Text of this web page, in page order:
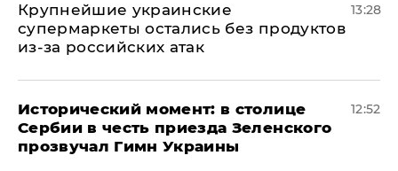
Крупнейшие украинские
супермаркеты остались без продуктов
из-за российских атак
13:28
Исторический момент: в столице
Сербии в честь приезда Зеленского
прозвучал Гимн Украины
12:52